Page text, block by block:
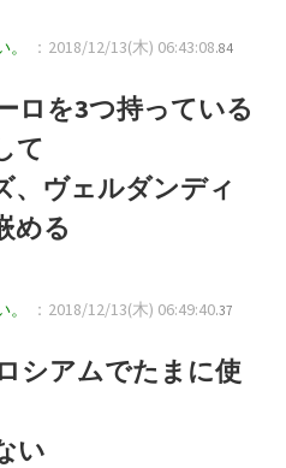
。 ：2018/12/13(木) 06:43:08.84
ロを3つ持っている
て
、ヴェルダンディ
める
。 ：2018/12/13(木) 06:49:40.37
シアムでたまに使
い